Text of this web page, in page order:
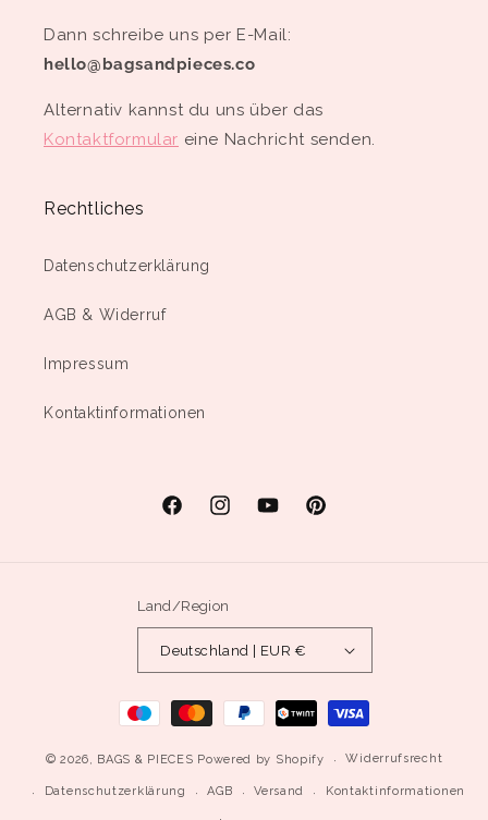
Dann schreibe uns per E-Mail:
hello@bagsandpieces.co
Alternativ kannst du uns über das
Kontaktformular eine Nachricht senden.
Rechtliches
Datenschutzerklärung
AGB & Widerruf
Impressum
Kontaktinformationen
FacebookInstagramYouTubePinterest
Land/Region
Deutschland | EUR €
Zahlungsmethoden
© 2026, BAGS & PIECES Powered by Shopify Widerrufsrecht
Datenschutzerklärung AGB Versand Kontaktinformationen